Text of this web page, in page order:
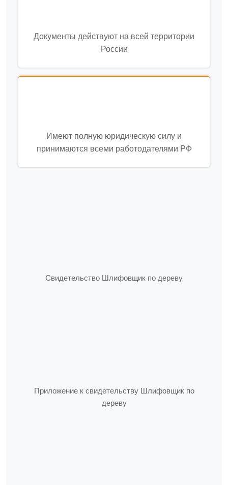
Документы действуют на всей территории
России
Имеют полную юридическую силу и
принимаются всеми работодателями РФ
Свидетельство Шлифовщик по дереву
Приложение к свидетельству Шлифовщик по
дереву